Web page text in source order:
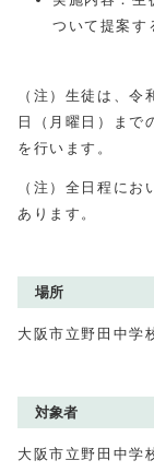
ついて提案す
（注）生徒は、
日（月曜日）まで
を行います。
（注）全日程に
あります。
場所
大阪市立野田中学
対象者
大阪市立野田中学